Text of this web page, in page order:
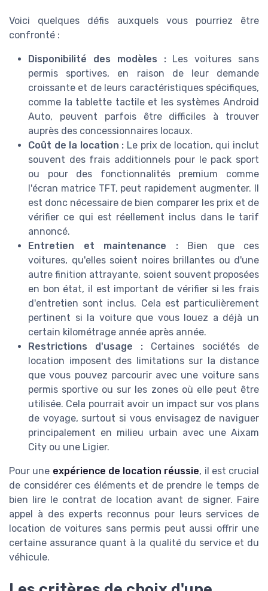
Voici quelques défis auxquels vous pourriez être
confronté :
Disponibilité des modèles :Les voitures sans
permis sportives, en raison de leur demande
croissante et de leurs caractéristiques spécifiques,
comme la tablette tactile et les systèmes Android
Auto, peuvent parfois être difficiles à trouver
auprès des concessionnaires locaux.
Coût de la location : Le prix de location, qui inclut
souvent des frais additionnels pour le pack sport
ou pour des fonctionnalités premium comme
l'écran matrice TFT, peut rapidement augmenter. Il
est donc nécessaire de bien comparer les prix et de
vérifier ce qui est réellement inclus dans le tarif
annoncé.
Entretien et maintenance :Bien que ces
voitures, qu'elles soient noires brillantes ou d'une
autre finition attrayante, soient souvent proposées
en bon état, il est important de vérifier si les frais
d'entretien sont inclus. Cela est particulièrement
pertinent si la voiture que vous louez a déjà un
certain kilométrage année après année.
Restrictions d'usage : Certaines sociétés de
location imposent des limitations sur la distance
que vous pouvez parcourir avec une voiture sans
permis sportive ou sur les zones où elle peut être
utilisée. Cela pourrait avoir un impact sur vos plans
de voyage, surtout si vous envisagez de naviguer
principalement en milieu urbain avec une Aixam
City ou une Ligier.
Pour une expérience de location réussie, il est crucial
de considérer ces éléments et de prendre le temps de
bien lire le contrat de location avant de signer. Faire
appel à des experts reconnus pour leurs services de
location de voitures sans permis peut aussi offrir une
certaine assurance quant à la qualité du service et du
véhicule.